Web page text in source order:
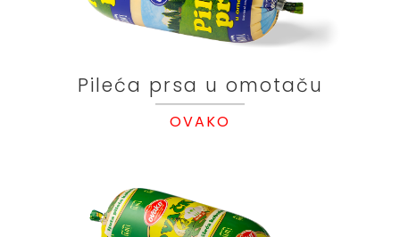
Pileća prsa u omotaču
OVAKO